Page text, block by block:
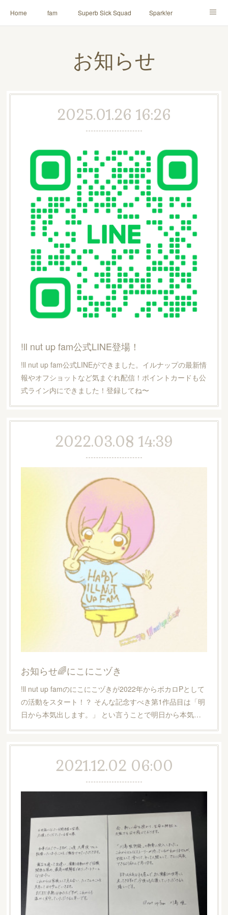
Home fam Superb Sick Squad Spark!er
TOMITA⭐️HAHAHA 喫茶デス。
イルナップ強化週間 「バカサワギ-High-」「ハッピ⇒ギャルマインド」
お知らせ
2025.01.26 16:26
!ll nut up fam公式LINE登場！
!ll nut up fam公式LINEができました。イルナップの最新情
報やオフショットなど気まぐれ配信！ポイントカードも公
式ライン内にできました！登録してね〜
2022.03.08 14:39
お知らせ🌈にこにこヅき
!ll nut up famのにこにこヅきが2022年からボカロPとして
の活動をスタート！？ そんな記念すべき第1作品目は「明
日から本気出します。」 とい言うことで明日から本気…
2021.12.02 06:00